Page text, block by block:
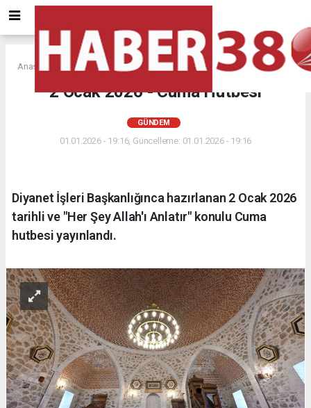
Anasayfa GÜNDEM
2 Ocak 2026 - Cuma Hutbesi
GÜNDEM
01.01.2026 - 19:16, Güncelleme: 01.01.2026 - 19:16
Diyanet İşleri Başkanlığınca hazırlanan 2 Ocak 2026
tarihli ve "Her Şey Allah'ı Anlatır" konulu Cuma
hutbesi yayınlandı.